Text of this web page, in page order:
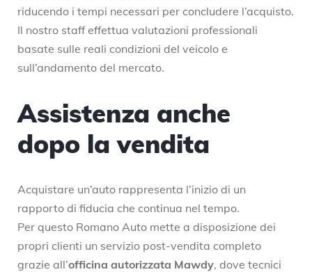
riducendo i tempi necessari per concludere l’acquisto.
Il nostro staff effettua valutazioni professionali
basate sulle reali condizioni del veicolo e
sull’andamento del mercato.
Assistenza anche
dopo la vendita
Acquistare un’auto rappresenta l’inizio di un
rapporto di fiducia che continua nel tempo.
Per questo Romano Auto mette a disposizione dei
propri clienti un servizio post-vendita completo
grazie all’officina autorizzata Mawdy, dove tecnici